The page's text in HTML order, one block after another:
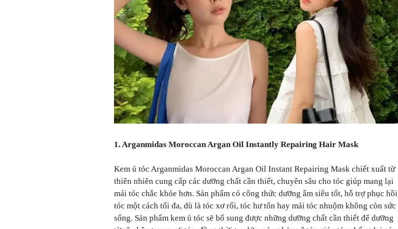
1. Arganmidas Moroccan Argan Oil Instantly Repairing Hair Mask
Kem ủ tóc Arganmidas Moroccan Argan Oil Instant Repairing Mask chiết xuất từ
thiên nhiên cung cấp các dưỡng chất cần thiết, chuyên sâu cho tóc giúp mang lại
mái tóc chắc khỏe hơn. Sản phẩm có công thức dưỡng ẩm siêu tốt, hỗ trợ phục hồi
tóc một cách tối đa, dù là tóc xơ rối, tóc hư tổn hay mái tóc nhuộm không còn sức
sống. Sản phẩm kem ủ tóc sẽ bổ sung được những dưỡng chất cần thiết để dưỡng